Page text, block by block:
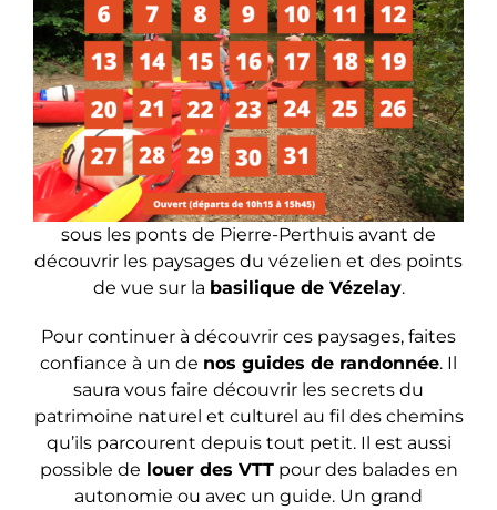
sous les ponts de Pierre-Perthuis avant de
découvrir les paysages du vézelien et des points
de vue sur la basilique de Vézelay.
Pour continuer à découvrir ces paysages, faites
confiance à un de nos guides de randonnée. Il
saura vous faire découvrir les secrets du
patrimoine naturel et culturel au fil des chemins
qu’ils parcourent depuis tout petit. Il est aussi
possible de louer des VTTpour des balades en
autonomie ou avec un guide. Un grand